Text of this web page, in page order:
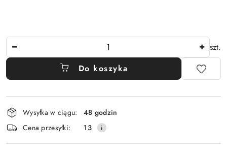
szt.
Do koszyka
Dostępność
i
dostawa
Wysyłka w ciągu:
48 godzin
Cena przesyłki:
13